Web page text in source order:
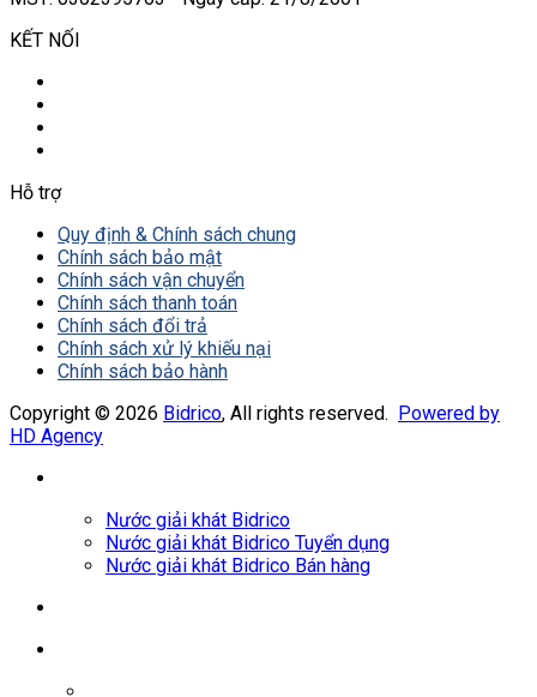
KẾT NỐI
Hỗ trợ
Quy định & Chính sách chung
Chính sách bảo mật
Chính sách vận chuyển
Chính sách thanh toán
Chính sách đổi trả
Chính sách xử lý khiếu nại
Chính sách bảo hành
Copyright © 2026 Bidrico, All rights reserved. Powered by
HD Agency
Nước giải khát Bidrico
Nước giải khát Bidrico Tuyển dụng
Nước giải khát Bidrico Bán hàng